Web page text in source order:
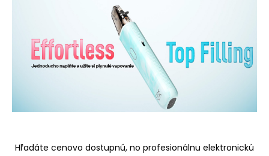
Hľadáte cenovo dostupnú, no profesionálnu elektronickú